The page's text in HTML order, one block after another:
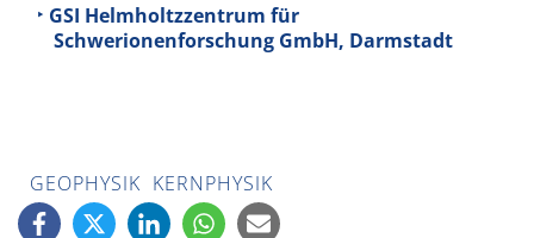
GSI Helmholtzzentrum für
Schwerionenforschung GmbH, Darmstadt
GEOPHYSIK KERNPHYSIK